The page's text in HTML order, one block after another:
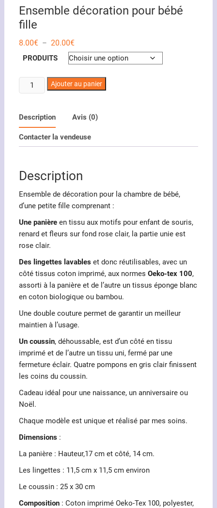
Ensemble décoration pour bébé
fille
8.00€ – 20.00€Plage
prix :
8.00€
20.00€
PRODUITS
quantité
de
décoration
pour
bébé
Ajouter au panier
Description Avis (0)
Contacter la vendeuse
Description
Ensemble de décoration pour la chambre de bébé,
d’une petite fille comprenant :
Une panièreen tissu aux motifs pour enfant de souris,
renard et fleurs sur fond rose clair, la partie unie est
rose clair.
Des lingettes lavableset donc réutilisables, avec un
côté tissus coton imprimé, aux normes Oeko-tex 100,
assorti à la panière et de l’autre un tissus éponge blanc
en coton biologique ou bambou.
Une double couture permet de garantir un meilleur
maintien à l’usage.
Un coussin, déhoussable, est d’un côté en tissu
imprimé et de l’autre un tissu uni, fermé par une
fermeture éclair. Quatre pompons en gris clair finissent
les coins du coussin.
Cadeau idéal pour une naissance, un anniversaire ou
Noël.
Chaque modèle est unique et réalisé par mes soins.
Dimensions:
La panière : Hauteur,17 cm et côté, 14 cm.
Les lingettes : 11,5 cm x 11,5 cm environ
Le coussin : 25 x 30 cm
Composition: Coton imprimé Oeko-Tex 100, polyester,